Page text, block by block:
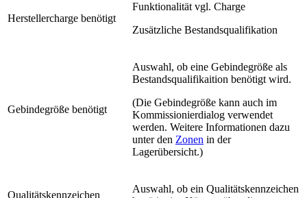
Herstellercharge benötigt
Funktionalität vgl. Charge
Zusätzliche Bestandsqualifikation
Gebindegröße benötigt
Auswahl, ob eine Gebindegröße als
Bestandsqualifikaition benötigt wird.
(Die Gebindegröße kann auch im
Kommissionierdialog verwendet
werden. Weitere Informationen dazu
unter den Zonen in der
Lagerübersicht.)
Qualitätskennzeichen
Auswahl, ob ein Qualitätskennzeichen